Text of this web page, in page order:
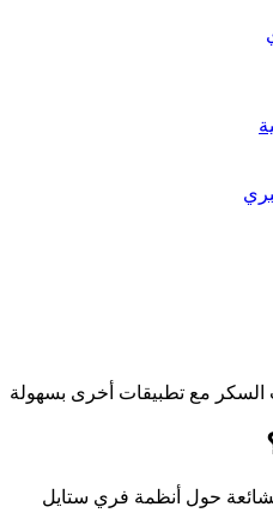
السكر مع تطبيقات أخرى بسهولة
حول أنظمة فري ستايل